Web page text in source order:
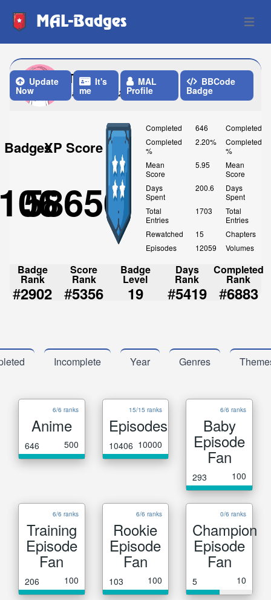
MAL-Badges Open
Tutus
Last Update: 2 Months ago
Update
Now
It's
me
MAL
Profile
BBCode
Badge
BadgesXP Score
58650
Completed
646
Completed
%
2.20%
Mean
Score
5.95
Days
Spent
200.6
Total
Entries
1703
Rewatched
15
Episodes
12059
Completed
Completed
%
Mean
Score
Days
Spent
Total
Entries
Chapters
Volumes
Badge
Rank
#2902
Score
Rank
#5356
Badge
Level
19
Days
Rank
#5419
Completed
Rank
#6883
Incomplete Year Genres
6/6 ranks
Anime
646 500
15/15 ranks
Episodes
10406 10000
6/6 ranks
Baby
Episode
Fan
293 100
6/6 ranks
Training
Episode
Fan
206 100
6/6 ranks
Rookie
Episode
Fan
103 100
0/6 ranks
Champion
Episode
Fan
5 10